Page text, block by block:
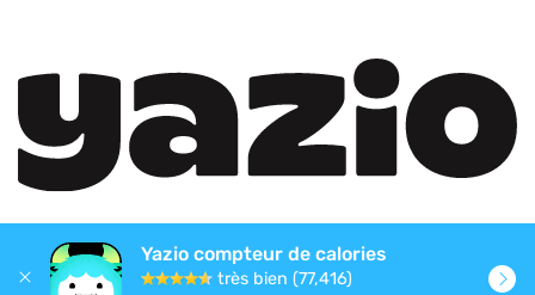
Yazio compteur de calories
très bien (77,416)